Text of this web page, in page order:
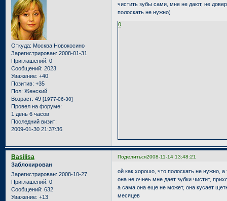
Откуда: Москва Новокосино
Зарегистрирован: 2008-01-31
Приглашений: 0
Сообщений: 2023
Уважение: +40
Позитив: +35
Пол: Женский
Возраст: 49 [1977-06-30]
Провел на форуме:
1 день 6 часов
Последний визит:
2009-01-30 21:37:36
чистить зубы сами, мне не дают, не
полоскать не нужно)
0
Поделиться2008-11-14 13:48:21
Basilisa
Заблокирован
Зарегистрирован: 2008-10-27
Приглашений: 0
Сообщений: 632
Уважение: +13
ой как хорошо, что полоскать не нужно,
она не очнеь мне дает зубки чистит,
а сама она еще не может, она кусает
месяцев